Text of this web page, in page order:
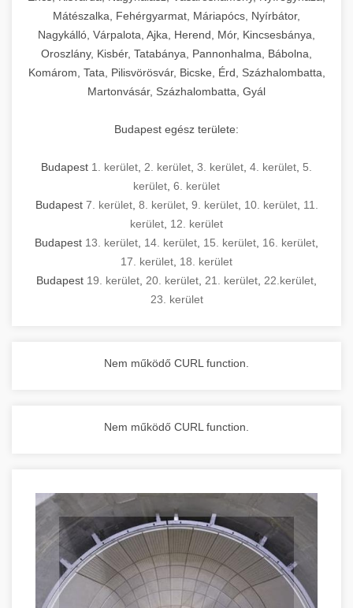
Mátészalka, Fehérgyarmat, Máriapócs, Nyírbátor,
Nagykálló, Várpalota, Ajka, Herend, Mór, Kincsesbánya,
Oroszlány, Kisbér, Tatabánya, Pannonhalma, Bábolna,
Komárom, Tata, Pilisvörösvár, Bicske, Érd, Százhalombatta,
Martonvásár, Százhalombatta, Gyál
Budapest egész területe:
Budapest 1. kerület 2. kerület 3. kerület 4. kerület 5.
kerület 6. kerület
Budapest 7. kerület, 8. kerület, 9. kerület, 10. kerület, 11.
kerület 12. kerület
Budapest 13. kerület 14. kerület 15. kerület 16. kerület
17. kerület 18. kerület
Budapest 19. kerület 20. kerület 21. kerület 22.kerület
23. kerület
Nem működő CURL function.
Nem működő CURL function.